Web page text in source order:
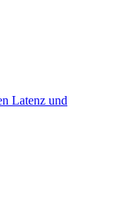
Latenz und